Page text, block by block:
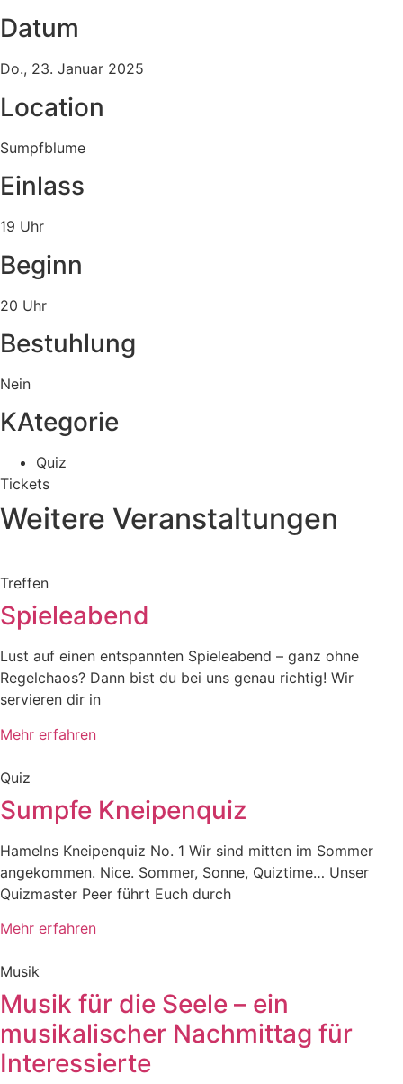
Datum
Do., 23. Januar 2025
Location
Sumpfblume
Einlass
19 Uhr
Beginn
20 Uhr
Bestuhlung
Nein
KAtegorie
Quiz
Tickets
Weitere Veranstaltungen
Treffen
Spieleabend
Lust auf einen entspannten Spieleabend – ganz ohne
Regelchaos? Dann bist du bei uns genau richtig! Wir
servieren dir in
Mehr erfahren
Quiz
Sumpfe Kneipenquiz
Hamelns Kneipenquiz No. 1 Wir sind mitten im Sommer
angekommen. Nice. Sommer, Sonne, Quiztime… Unser
Quizmaster Peer führt Euch durch
Mehr erfahren
Musik
Musik für die Seele – ein
musikalischer Nachmittag für
Interessierte